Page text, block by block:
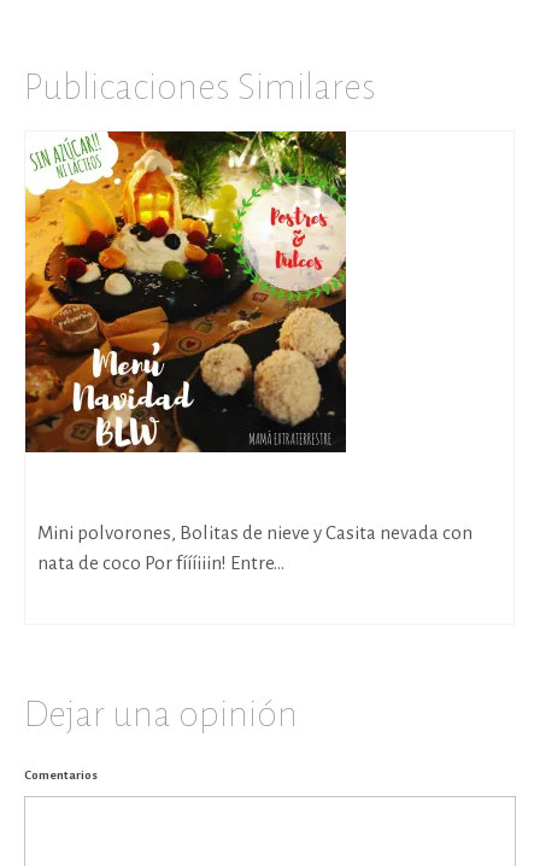
Publicaciones Similares
Mini polvorones, Bolitas de nieve y Casita nevada con
nata de coco Por fíííiiin! Entre...
Dejar una opinión
Comentarios